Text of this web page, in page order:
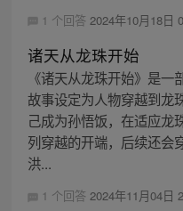
1 个回答 2024年10月18日
诸天从龙珠开始
《诸天从龙珠开始》是
故事设定为人物穿越到龙
己成为孙悟饭，在适应龙
列穿越的开端，后续还会
洪...
1 个回答 2024年11月04日